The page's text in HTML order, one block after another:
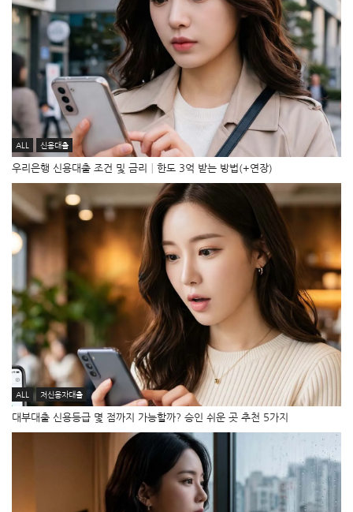
ALL 신용대출
우리은행 신용대출 조건 및 금리│한도 3억 받는 방법(+연장)
ALL 저신용자대출
대부대출 신용등급 몇 점까지 가능할까? 승인 쉬운 곳 추천 5가지